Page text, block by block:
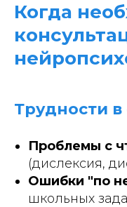
Когда
Трудности
Проблемы с
(дислексия,
Ошибки "по
школьных